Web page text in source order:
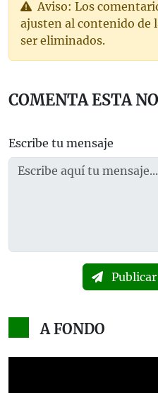
Aviso: Los
ajusten al contenido de
ser eliminados.
COMENTA ESTA
Escribe tu mensaje
A FONDO